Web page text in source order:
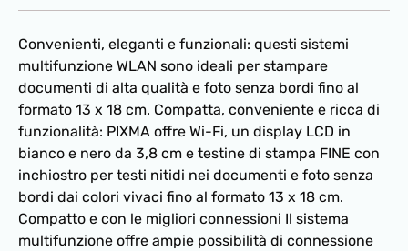
Convenienti, eleganti e funzionali: questi sistemi
multifunzione WLAN sono ideali per stampare
documenti di alta qualità e foto senza bordi fino al
formato 13 x 18 cm. Compatta, conveniente e ricca di
funzionalità: PIXMA offre Wi-Fi, un display LCD in
bianco e nero da 3,8 cm e testine di stampa FINE con
inchiostro per testi nitidi nei documenti e foto senza
bordi dai colori vivaci fino al formato 13 x 18 cm.
Compatto e con le migliori connessioni Il sistema
multifunzione offre ampie possibilità di connessione